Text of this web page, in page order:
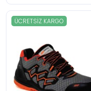
ÜCRETSIZ KARGO